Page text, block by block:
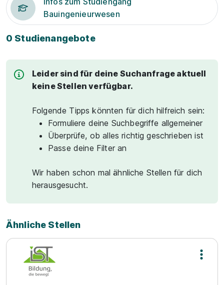
Bauingenieurwesen
0 Studienangebote
Leider sind für deine Suchanfrage aktuell
keine Stellen verfügbar.
Folgende Tipps könnten für dich hilfreich sein:
Formuliere deine Suchbegriffe allgemeiner
Überprüfe, ob alles richtig geschrieben ist
Passe deine Filter an
Wir haben schon mal ähnliche Stellen für dich
herausgesucht.
Ähnliche Stellen